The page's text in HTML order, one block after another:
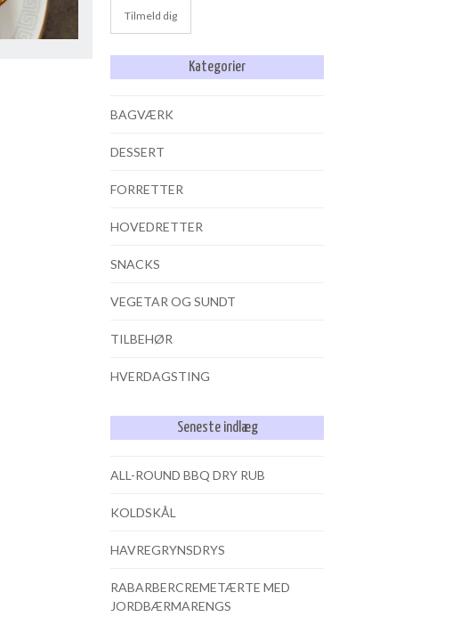
Kategorier
BAGVÆRK
DESSERT
FORRETTER
HOVEDRETTER
SNACKS
VEGETAR OG SUNDT
TILBEHØR
HVERDAGSTING
Seneste indlæg
ALL-ROUND BBQ DRY RUB
KOLDSKÅL
HAVREGRYNSDRYS
RABARBERCREMETÆRTE MED
JORDBÆRMARENGS